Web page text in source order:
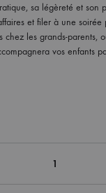
sa légèreté et son
et filer à une soirée
chez les grands-parents,
vos enfants